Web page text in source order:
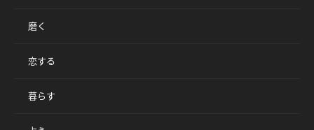
磨く
恋する
暮らす